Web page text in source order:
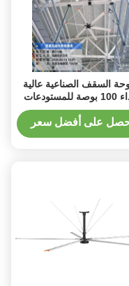
السقف الصناعية عالية
الأداء 100 بوصة للمستودعات
الكبيرة مع محرك AC بدون
فرشاة
على أفضل سعر